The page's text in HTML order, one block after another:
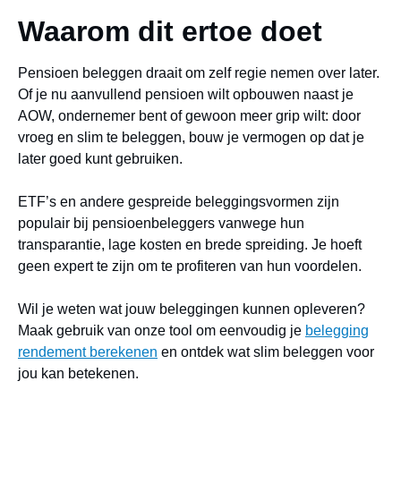
Waarom dit ertoe doet
Pensioen beleggen draait om zelf regie nemen over later.
Of je nu aanvullend pensioen wilt opbouwen naast je
AOW, ondernemer bent of gewoon meer grip wilt: door
vroeg en slim te beleggen, bouw je vermogen op dat je
later goed kunt gebruiken.
ETF’s en andere gespreide beleggingsvormen zijn
populair bij pensioenbeleggers vanwege hun
transparantie, lage kosten en brede spreiding. Je hoeft
geen expert te zijn om te profiteren van hun voordelen.
Wil je weten wat jouw beleggingen kunnen opleveren?
Maak gebruik van onze tool om eenvoudig je belegging
rendement berekenen en ontdek wat slim beleggen voor
jou kan betekenen.